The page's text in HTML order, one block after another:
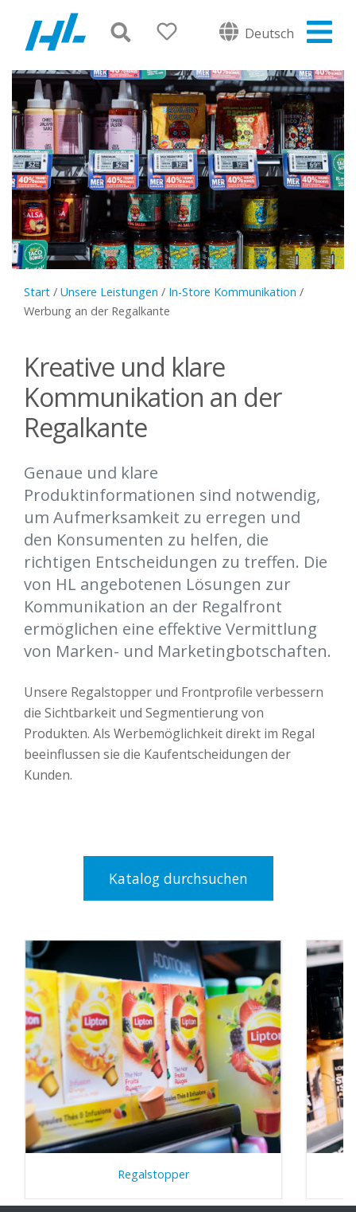
Deutsch
Start / Unsere Leistungen / In-Store Kommunikation /
Werbung an der Regalkante
Kreative und klare
Kommunikation an der
Regalkante
Genaue und klare
Produktinformationen sind notwendig,
um Aufmerksamkeit zu erregen und
den Konsumenten zu helfen, die
richtigen Entscheidungen zu treffen. Die
von HL angebotenen Lösungen zur
Kommunikation an der Regalfront
ermöglichen eine effektive Vermittlung
von Marken- und Marketingbotschaften.
Unsere Regalstopper und Frontprofile verbessern
die Sichtbarkeit und Segmentierung von
Produkten. Als Werbemöglichkeit direkt im Regal
beeinflussen sie die Kaufentscheidungen der
Kunden.
Katalog durchsuchen
Regalstopper